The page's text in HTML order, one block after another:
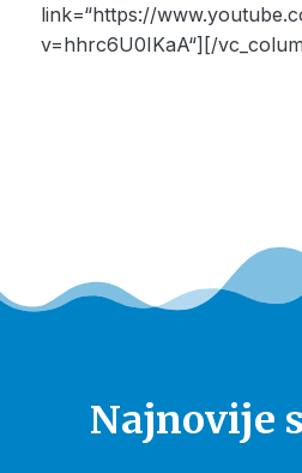
link=“https://
v=hhrc6U0IKaA“][/
Najnovije